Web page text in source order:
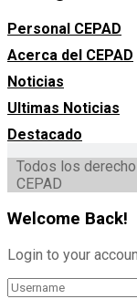
Personal CEPAD
Acerca del CEPAD
Noticias
Ultimas Noticias
Destacado
Todos los
CEPAD
Welcome Back!
Login to your